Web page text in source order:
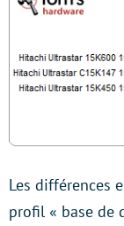
Les différences
profil « base de